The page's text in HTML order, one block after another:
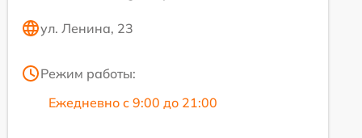
ул. Ленина, 23
Режим работы:
Ежедневно с 9:00 до 21:00